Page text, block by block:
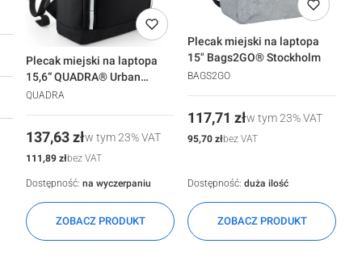
Plecak miejski na laptopa
15,6“ QUADRA® Urban
Commute
QUADRA
Cena
137,63 złw tym23%VAT
Cena
111,89 złbez VAT
ZOBACZ PRODUKT
Dostępność: na wyczerpaniu
Plecak miejski na laptopa
15" Bags2GO® Stockholm
BAGS2GO
Cena
117,71 złw tym23%VAT
Cena
95,70 złbez VAT
ZOBACZ PRODUKT
Dostępność: duża ilość